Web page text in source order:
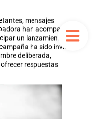
mensajes
han acompañado
un lanzamiento
ha sido invitar a
deliberada,
respuestas